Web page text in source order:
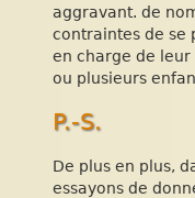
aggravant. de
contraintes de se
en charge de leur
ou plusieurs
P.-S.
De plus en plus,
essayons de